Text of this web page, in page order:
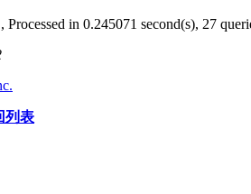
, Processed in 0.245071 second(s), 27
列表